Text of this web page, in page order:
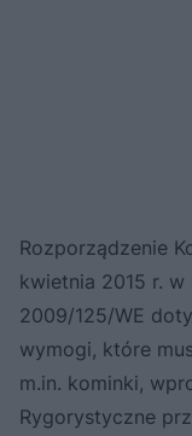
Rozporządzenie
kwietnia 2015 r.
2009/125/WE
wymogi, które
m.in. kominki,
Rygorystyczne